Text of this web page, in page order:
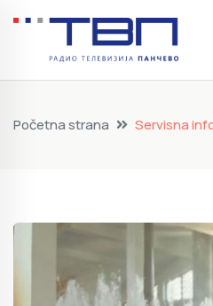
Početna strana Servisna